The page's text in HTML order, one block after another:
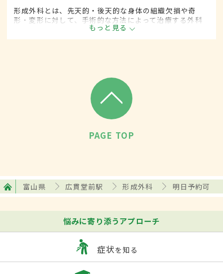
形成外科とは、先天的・後天的な身体の組織欠損や奇
形・変形に対して、手術的な方法によって治療する外科
もっと見る
PAGE TOP
富山県 広貫堂前駅 形成外科 明日予約可
悩みに寄り添うアプローチ
症状を知る